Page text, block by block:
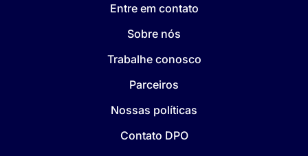
Entre em contato
Sobre nós
Trabalhe conosco
Parceiros
Nossas políticas
Contato DPO